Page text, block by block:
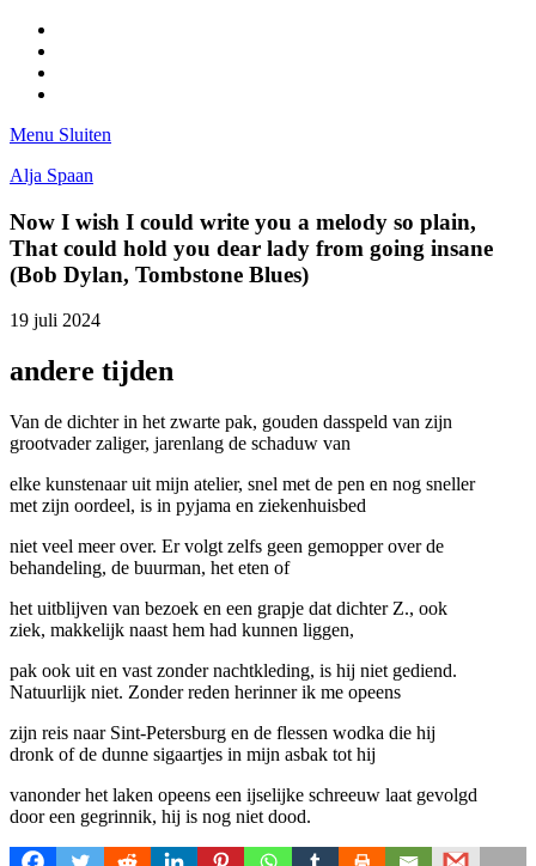
Menu Sluiten
Alja Spaan
Now I wish I could write you a melody so plain,
That could hold you dear lady from going insane
(Bob Dylan, Tombstone Blues)
19 juli 2024
andere tijden
Van de dichter in het zwarte pak, gouden dasspeld van zijn
grootvader zaliger, jarenlang de schaduw van
elke kunstenaar uit mijn atelier, snel met de pen en nog sneller
met zijn oordeel, is in pyjama en ziekenhuisbed
niet veel meer over. Er volgt zelfs geen gemopper over de
behandeling, de buurman, het eten of
het uitblijven van bezoek en een grapje dat dichter Z., ook
ziek, makkelijk naast hem had kunnen liggen,
pak ook uit en vast zonder nachtkleding, is hij niet gediend.
Natuurlijk niet. Zonder reden herinner ik me opeens
zijn reis naar Sint-Petersburg en de flessen wodka die hij
dronk of de dunne sigaartjes in mijn asbak tot hij
vanonder het laken opeens een ijselijke schreeuw laat gevolgd
door een gegrinnik, hij is nog niet dood.